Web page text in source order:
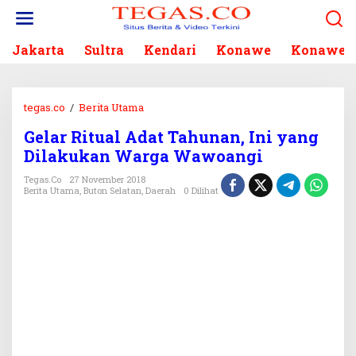
Jakarta Sultra Kendari Konawe Konawe
tegas.co / Berita Utama
l
a
R
Gelar Ritual Adat Tahunan, Ini yang
Dilakukan Warga Wawoangi
Tegas.co
27 November 2018
Berita Utama, Buton Selatan, Daerah 0 Dilihat